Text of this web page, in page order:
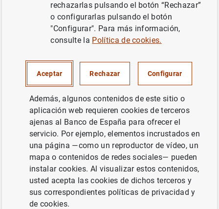
BANCO DE ESPAÑA
SISTEMA MONETARIO Y FINANCIERO
SUPERVISIÓN PRUDENCIAL, MUS
Diecinueve entidades públicas y privadas se
unen para luchar contra el fraude financiero
(196KB)
rechazarlas pulsando el botón “Rechazar”
o configurarlas pulsando el botón
"Configurar". Para más información,
consulte la Política de cookies.
Aceptar Rechazar Configurar
Además, algunos contenidos de este sitio o
aplicación web requieren cookies de terceros
ajenas al Banco de España para ofrecer el
servicio. Por ejemplo, elementos incrustados en
una página —como un reproductor de vídeo, un
mapa o contenidos de redes sociales— pueden
instalar cookies. Al visualizar estos contenidos,
usted acepta las cookies de dichos terceros y
sus correspondientes políticas de privacidad y
de cookies.